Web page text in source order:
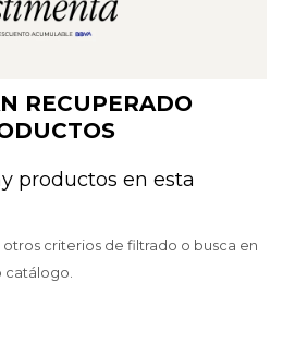
RECUPERADO
productos en esta
criterios de filtrado o busca en
catálogo.